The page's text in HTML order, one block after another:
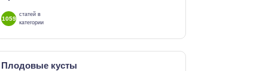
1059
статей в
категории
Плодовые кусты